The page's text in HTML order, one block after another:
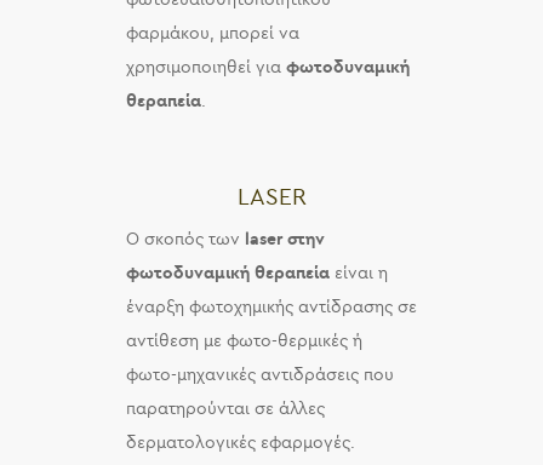
φαρμάκου, μπορεί να
χρησιμοποιηθεί για φωτοδυναμική
θεραπεία.
LASER
Ο σκοπός των laserστην
φωτοδυναμική θεραπεία είναι η
έναρξη φωτοχημικής αντίδρασης σε
αντίθεση με φωτο-θερμικές ή
φωτο-μηχανικές αντιδράσεις που
παρατηρούνται σε άλλες
δερματολογικές εφαρμογές.